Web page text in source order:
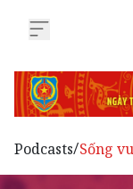
Podcasts/Sống
Điểm tin